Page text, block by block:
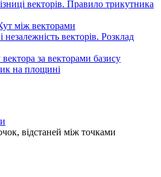
векторів. Правило трикутника
між векторами
незалежність векторів. Розклад
за векторами базису
на площині
відстаней між точками